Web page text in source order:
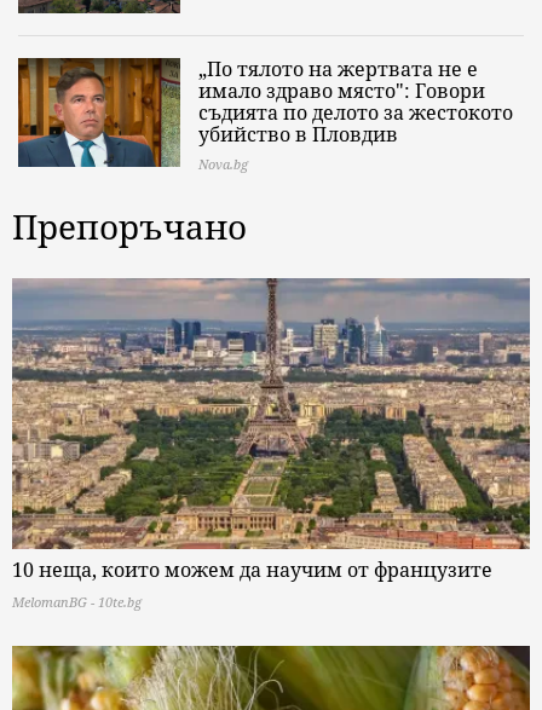
„По тялото на жертвата не е
имало здраво място": Говори
съдията по делото за жестокото
убийство в Пловдив
Nova.bg
Препоръчано
10 неща, които можем да научим от французите
MelomanBG - 10te.bg